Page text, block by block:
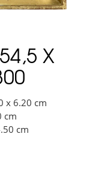
X
x 6.20 cm
cm
cm